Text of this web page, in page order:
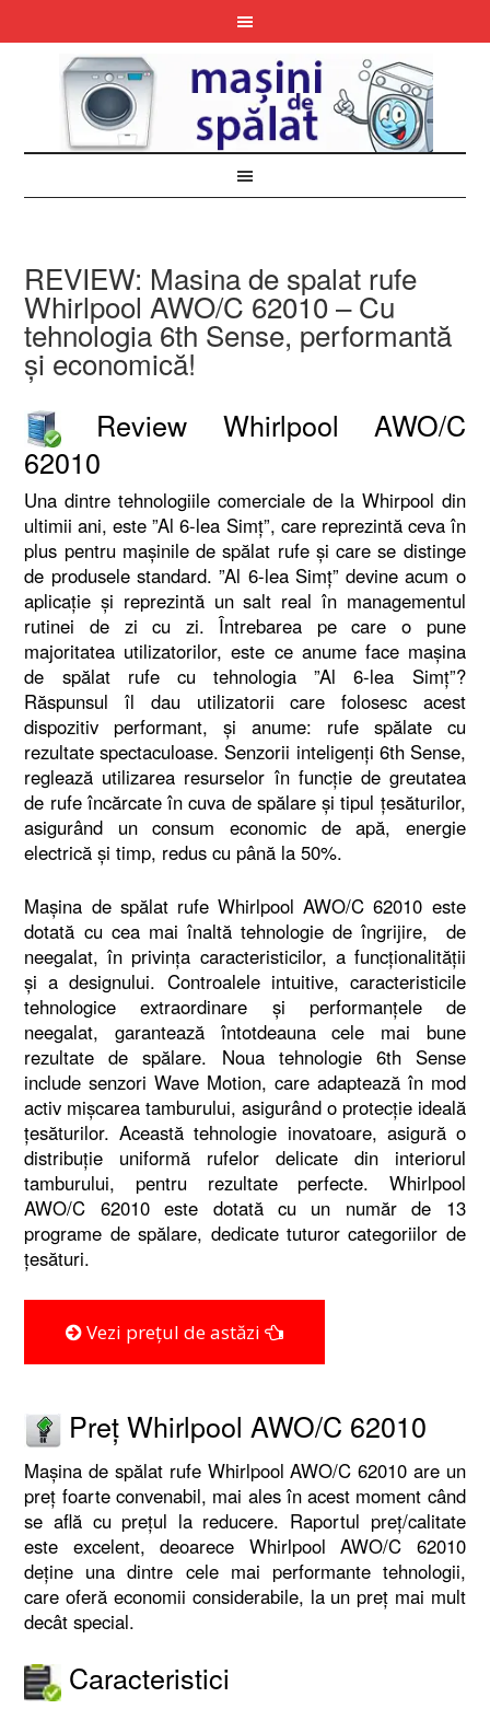
REVIEW: Masina de spalat rufe
Whirlpool AWO/C 62010 – Cu
tehnologia 6th Sense, performantă
și economică!
Review Whirlpool AWO/C
62010
Una dintre tehnologiile comerciale de la Whirpool din
ultimii ani, este ”Al 6-lea Simț”, care reprezintă ceva în
plus pentru mașinile de spălat rufe și care se distinge
de produsele standard. ”Al 6-lea Simț” devine acum o
aplicație și reprezintă un salt real în managementul
rutinei de zi cu zi. Întrebarea pe care o pune
majoritatea utilizatorilor, este ce anume face mașina
de spălat rufe cu tehnologia ”Al 6-lea Simț”?
Răspunsul îl dau utilizatorii care folosesc acest
dispozitiv performant, și anume: rufe spălate cu
rezultate spectaculoase. Senzorii inteligenți 6th Sense,
reglează utilizarea resurselor în funcție de greutatea
de rufe încărcate în cuva de spălare și tipul țesăturilor,
asigurând un consum economic de apă, energie
electrică și timp, redus cu până la 50%.
Mașina de spălat rufe Whirlpool AWO/C 62010 este
dotată cu cea mai înaltă tehnologie de îngrijire, de
neegalat, în privința caracteristicilor, a funcționalității
și a designului. Controalele intuitive, caracteristicile
tehnologice extraordinare și performanțele de
neegalat, garantează întotdeauna cele mai bune
rezultate de spălare. Noua tehnologie 6th Sense
include senzori Wave Motion, care adaptează în mod
activ mișcarea tamburului, asigurând o protecție ideală
țesăturilor. Această tehnologie inovatoare, asigură o
distribuție uniformă rufelor delicate din interiorul
tamburului, pentru rezultate perfecte. Whirlpool
AWO/C 62010 este dotată cu un număr de 13
programe de spălare, dedicate tuturor categoriilor de
țesături.
Vezi prețul de astăzi
Preț Whirlpool AWO/C 62010
Mașina de spălat rufe Whirlpool AWO/C 62010 are un
preț foarte convenabil, mai ales în acest moment când
se află cu prețul la reducere. Raportul preț/calitate
este excelent, deoarece Whirlpool AWO/C 62010
deține una dintre cele mai performante tehnologii,
care oferă economii considerabile, la un preț mai mult
decât special.
Caracteristici